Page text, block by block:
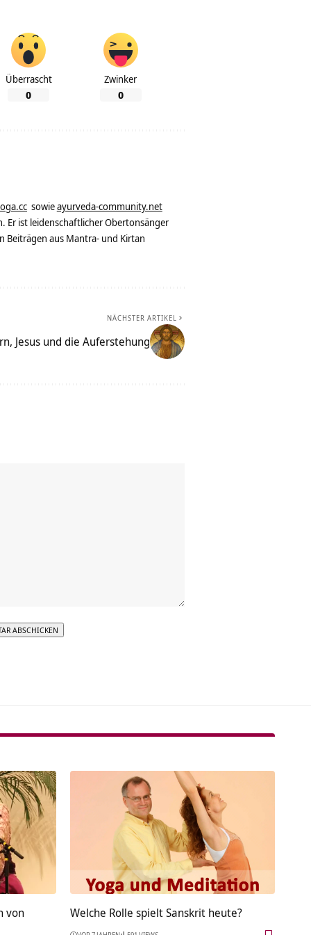
Überrascht
0
Zwinker
0
sowieayurveda-community.net
Er ist leidenschaftlicher Obertonsänger
Beiträgen aus Mantra- und Kirtan
NÄCHSTER ARTIKEL
Jesus und die Auferstehung
von
Welche Rolle spielt Sanskrit heute?